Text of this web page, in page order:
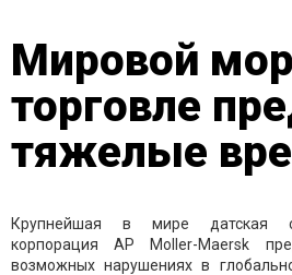
Мировой
торговле
тяжелые
Крупнейшая в мире датская
корпорация AP Moller-Maersk
возможных нарушениях в